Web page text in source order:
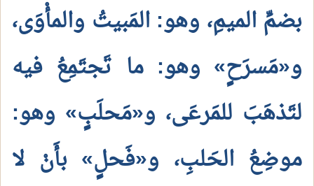
بضمِّ الميمِ، وهو: المَبيتُ والمأْوَى،
و«مَسرَحٍ» وهو: ما تَجتَمِعُ فيه
لتَذهَبَ للمَرعَى، و«مَحلَبٍ» وهو:
موضِعُ الحَلبِ، و«فَحلٍ» بأَنْ لا